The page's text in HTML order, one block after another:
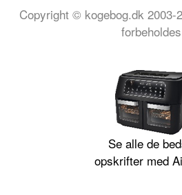
Copyright © kogebog.dk 2003-
Se alle de
opskrifter med